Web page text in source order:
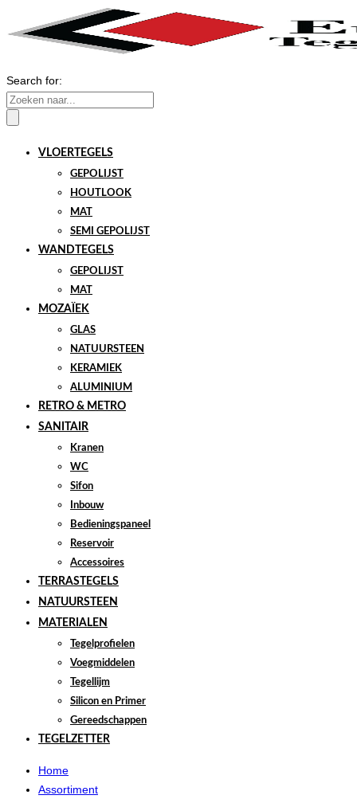
Search for:
VLOERTEGELS
GEPOLIJST
HOUTLOOK
MAT
SEMI GEPOLIJST
WANDTEGELS
GEPOLIJST
MAT
MOZAÏEK
GLAS
NATUURSTEEN
KERAMIEK
ALUMINIUM
RETRO & METRO
SANITAIR
Kranen
WC
Sifon
Inbouw
Bedieningspaneel
Reservoir
Accessoires
TERRASTEGELS
NATUURSTEEN
MATERIALEN
Tegelprofielen
Voegmiddelen
Tegellijm
Silicon en Primer
Gereedschappen
TEGELZETTER
Home
Assortiment